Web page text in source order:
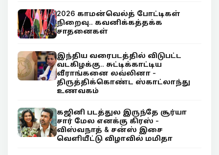
2026 காமன்வெல்த் போட்டிகள்
நிறைவு.. கவனிக்கத்தக்க
சாதனைகள்
இந்திய வரைபடத்தில் விடுபட்ட
வடகிழக்கு.. சுட்டிக்காட்டிய
வீராங்கனை லவ்லினா -
திருத்திக்கொண்ட ஸ்காட்லாந்து
உணவகம்
கஜினி படத்துல இருந்தே சூர்யா
சார் மேல எனக்கு கிரஸ் -
விஸ்வநாத் & சன்ஸ் இசை
வெளியீட்டு விழாவில் மமிதா